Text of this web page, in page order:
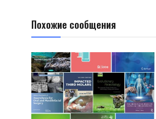
Похожие сообщения